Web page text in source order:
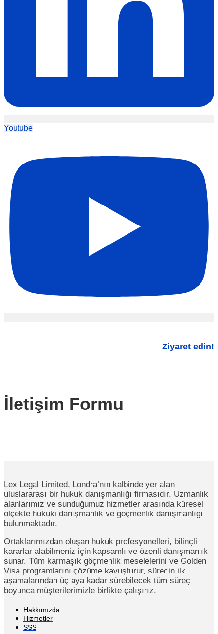
Youtube
Ziyaret edin!
İletişim Formu
Lex Legal Limited, Londra’nın kalbinde yer alan
uluslararası bir hukuk danışmanlığı firmasıdır. Uzmanlık
alanlarımız ve sunduğumuz hizmetler arasında küresel
ölçekte hukuki danışmanlık ve göçmenlik danışmanlığı
bulunmaktadır.
Ortaklarımızdan oluşan hukuk profesyonelleri, bilinçli
kararlar alabilmeniz için kapsamlı ve özenli danışmanlık
sunar. Tüm karmaşık göçmenlik meselelerini ve Golden
Visa programlarını çözüme kavuşturur, sürecin ilk
aşamalarından üç aya kadar sürebilecek tüm süreç
boyunca müşterilerimizle birlikte çalışırız.
Hakkımızda
Hizmetler
SSS